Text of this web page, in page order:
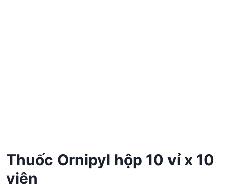
Thuốc Ornipyl hộp 10 vỉ x 10
viên